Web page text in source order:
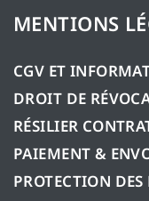
MENTIONS
CGV ET
DROIT DE
RÉSILIER
PAIEMENT &
PROTECTION DES